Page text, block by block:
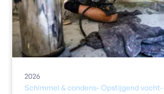
Schimmel & condens- Opstijgend vocht-
2026